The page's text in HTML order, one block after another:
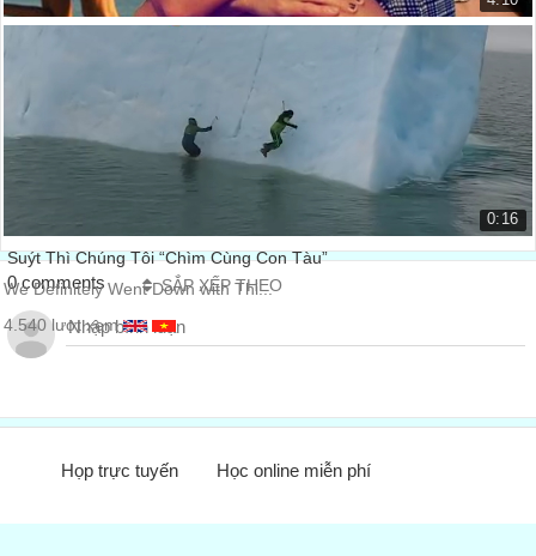
7.084 lượt xem
0:16
Suýt Thì Chúng Tôi “Chìm Cùng Con Tàu”
We Definitely Went Down with Thi...
4.540 lượt xem
0 comments SẮP XẾP THEO
Họp trực tuyến Học online miễn phí